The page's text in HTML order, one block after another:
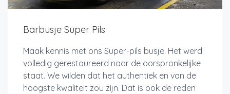
Barbusje Super Pils
Maak kennis met ons Super-pils busje. Het werd
volledig gerestaureerd naar de oorspronkelijke
staat. We wilden dat het authentiek en van de
hoogste kwaliteit zou zijn. Dat is ook de reden